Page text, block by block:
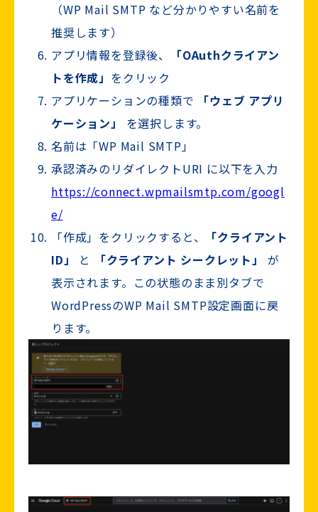
（WP Mail SMTP など分かりやすい名前を
推奨します）
アプリ情報を登録後、
「OAuthクライアン
トを作成」 をクリック
アプリケーションの種類で
「ウェブ アプリ
ケーション」
を選択します。
名前は「WP Mail SMTP」
承認済みのリダイレクトURI に以下を入力
https://connect.wpmailsmtp.com/googl
e/
「作成」をクリックすると、
「クライアント
ID」
と 「クライアント シークレット」
が
表示されます。この状態のまま別タブで
WordPressのWP Mail SMTP設定画面に戻
ります。